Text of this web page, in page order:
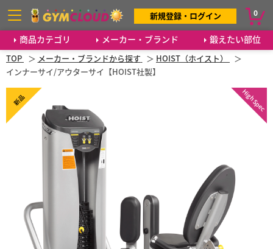
商品カテゴリ メーカー・ブランド 鍛えたい部位
新規登録・ログイン 0
TOP メーカー・ブランドから探す
HOIST（ホイスト）
インナーサイ/アウターサイ【HOIST社製】
High Spec
新品